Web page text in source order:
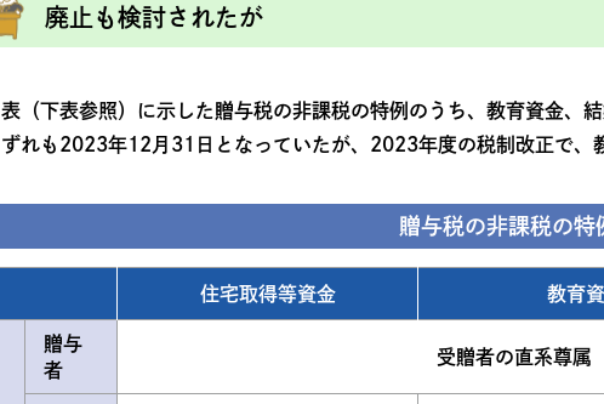
廃止も検討されたが
表（下表参照）に示した贈与税の非課税の特例のうち、教育資金、
ずれも2023年12月31日となっていたが、2023年度の税制改正で、
贈与税の非課税の特
住宅取得等資金 教育
贈与
者
受贈者の直系尊属